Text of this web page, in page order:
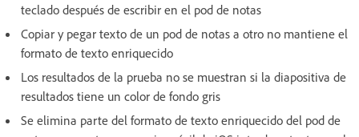
teclado después de escribir en el pod de notas
Copiar y pegar texto de un pod de notas a otro no mantiene el
formato de texto enriquecido
Los resultados de la prueba no se muestran si la diapositiva de
resultados tiene un color de fondo gris
Se elimina parte del formato de texto enriquecido del pod de